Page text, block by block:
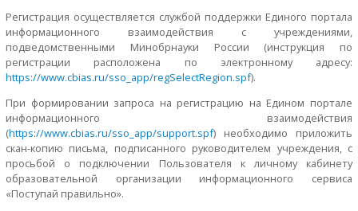
Регистрация осуществляется службой поддержки Единого портала
информационного взаимодействия с учреждениями,
подведомственными Минобрнауки России (инструкция по
регистрации расположена по электронному адресу:
https://www.cbias.ru/sso_app/regSelectRegion.spf).
При формировании запроса на регистрацию на Едином портале
информационного взаимодействия
(https://www.cbias.ru/sso_app/support.spf) необходимо приложить
скан-копию письма, подписанного руководителем учреждения, с
просьбой о подключении Пользователя к личному кабинету
образовательной организации информационного сервиса
«Поступай правильно».